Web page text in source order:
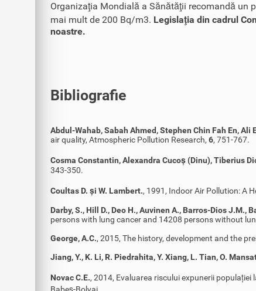
Organizaţia Mondială a Sănătăţii recomandă un
mai mult de 200 Bq/m3. Legislaţia din cadrul
noastre.
Bibliografie
Abdul-Wahab, Sabah Ahmed, Stephen Chin Fah En,
air quality, Atmospheric Pollution Research, 6, 751-767.
Cosma Constantin, Alexandra Cucoș (Dinu), Tiberius
343-350.
Coultas D. și W. Lambert., 1991, Indoor Air Pollution: A
Darby, S., Hill D., Deo H., Auvinen A., Barros-Dios J.M.,
persons with lung cancer and 14208 persons without
George, A.C., 2015, The history, development and the
Jiang, Y., K. Li, R. Piedrahita, Y. Xiang, L. Tian, O.
Novac C.E., 2014, Evaluarea riscului expunerii